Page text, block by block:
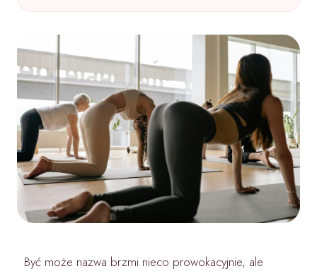
Być może nazwa brzmi nieco prowokacyjnie, ale